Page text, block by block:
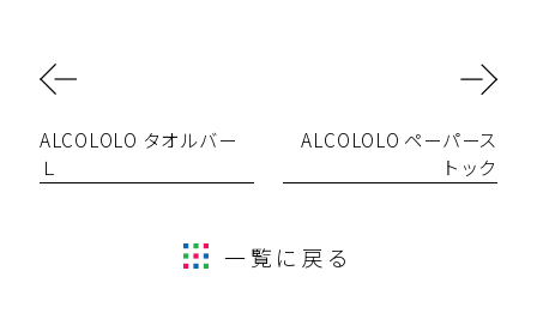
ALCOLOLO タオルバー
Ｌ
一覧に戻る
ALCOLOLO ペーパース
トック